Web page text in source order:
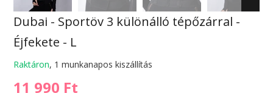
Dubai - Sportöv 3 különálló tépőzárral -
Éjfekete - L
Raktáron, 1 munkanapos kiszállítás
11 990 Ft